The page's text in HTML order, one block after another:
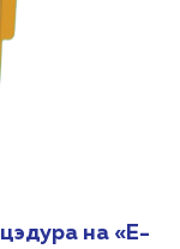
на «Е-